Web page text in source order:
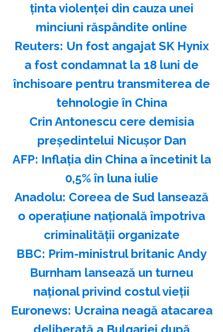
ţinta violenţei din cauza unei
minciuni răspândite online
Reuters: Un fost angajat SK Hynix
a fost condamnat la 18 luni de
închisoare pentru transmiterea de
tehnologie în China
Crin Antonescu cere demisia
preşedintelui Nicuşor Dan
AFP: Inflaţia din China a încetinit la
0,5% în luna iulie
Anadolu: Coreea de Sud lansează
o operaţiune naţională împotriva
criminalităţii organizate
BBC: Prim-ministrul britanic Andy
Burnham lansează un turneu
naţional privind costul vieţii
Euronews: Ucraina neagă atacarea